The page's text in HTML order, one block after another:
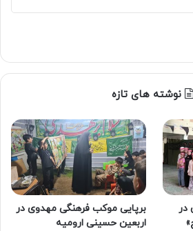
نوشته های تازه
در
برپایی موکب فرهنگی مهدوی در
اربعین حسینی ارومیه